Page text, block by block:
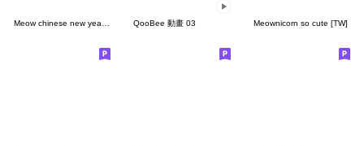
Meow chinese new year [TW] QooBee 動畫 03 Meownicorn so cute [TW]